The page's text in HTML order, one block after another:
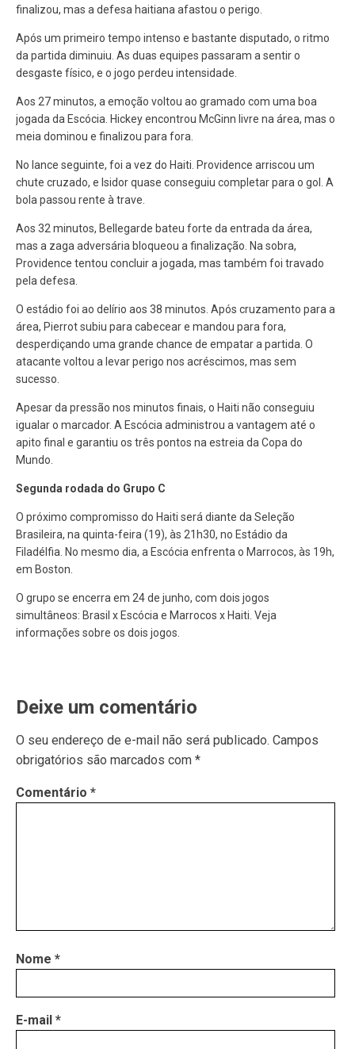
finalizou, mas a defesa haitiana afastou o perigo.
Após um primeiro tempo intenso e bastante disputado, o ritmo
da partida diminuiu. As duas equipes passaram a sentir o
desgaste físico, e o jogo perdeu intensidade.
Aos 27 minutos, a emoção voltou ao gramado com uma boa
jogada da Escócia. Hickey encontrou McGinn livre na área, mas o
meia dominou e finalizou para fora.
No lance seguinte, foi a vez do Haiti. Providence arriscou um
chute cruzado, e Isidor quase conseguiu completar para o gol. A
bola passou rente à trave.
Aos 32 minutos, Bellegarde bateu forte da entrada da área,
mas a zaga adversária bloqueou a finalização. Na sobra,
Providence tentou concluir a jogada, mas também foi travado
pela defesa.
O estádio foi ao delírio aos 38 minutos. Após cruzamento para a
área, Pierrot subiu para cabecear e mandou para fora,
desperdiçando uma grande chance de empatar a partida. O
atacante voltou a levar perigo nos acréscimos, mas sem
sucesso.
Apesar da pressão nos minutos finais, o Haiti não conseguiu
igualar o marcador. A Escócia administrou a vantagem até o
apito final e garantiu os três pontos na estreia da Copa do
Mundo.
Segunda rodada do Grupo C
O próximo compromisso do Haiti será diante da Seleção
Brasileira, na quinta-feira (19), às 21h30, no Estádio da
Filadélfia. No mesmo dia, a Escócia enfrenta o Marrocos, às 19h,
em Boston.
O grupo se encerra em 24 de junho, com dois jogos
simultâneos: Brasil x Escócia e Marrocos x Haiti. Veja
informações sobre os dois jogos.
Deixe um comentário
O seu endereço de e-mail não será publicado. Campos
obrigatórios são marcados com *
Comentário *
Nome *
E-mail *